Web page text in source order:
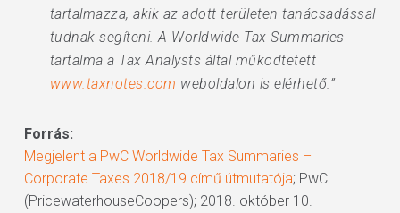
tartalmazza, akik az adott területen tanácsadással
tudnak segíteni. A Worldwide Tax Summaries
tartalma a Tax Analysts által működtetett
www.taxnotes.com weboldalon is elérhető.”
Forrás:
Megjelent a PwC Worldwide Tax Summaries –
Corporate Taxes 2018/19 című útmutatója; PwC
(PricewaterhouseCoopers); 2018. október 10.